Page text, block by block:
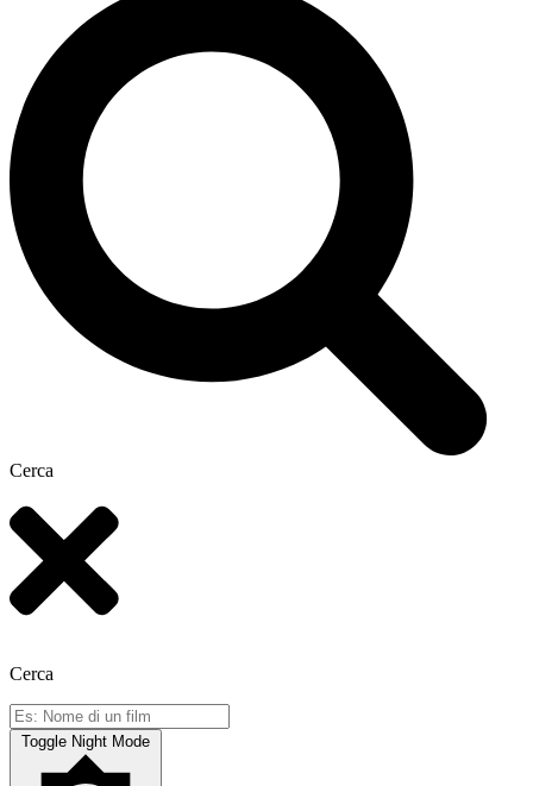
Cerca
Cerca
Toggle Night Mode